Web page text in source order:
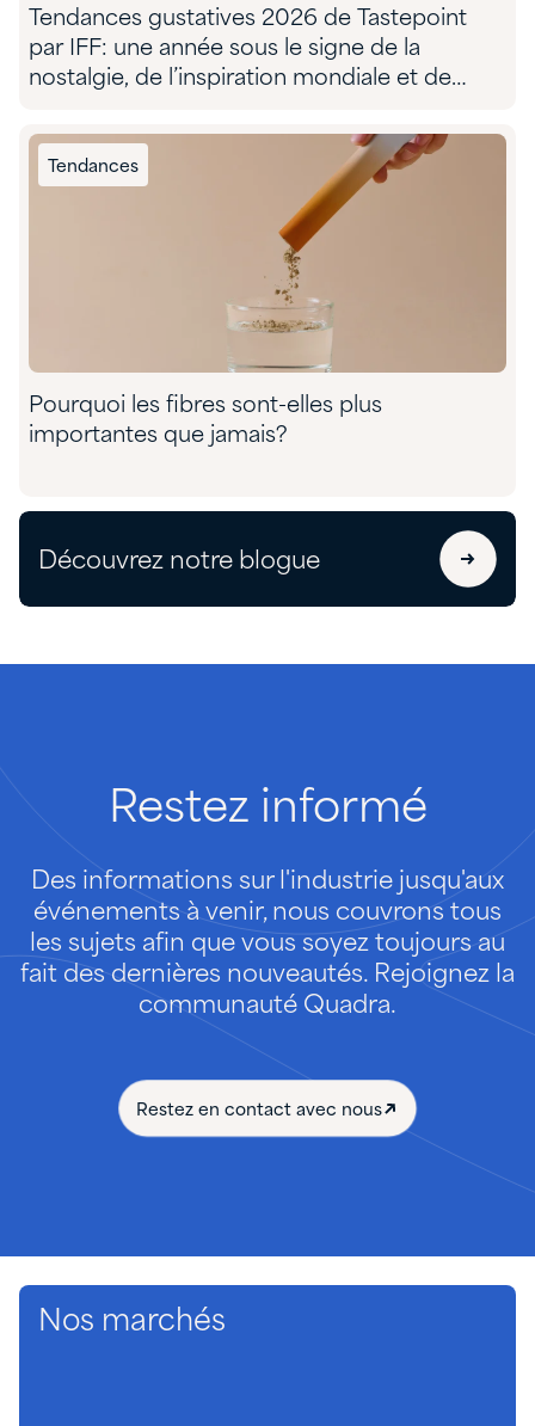
Tendances gustatives 2026 de Tastepoint
par IFF: une année sous le signe de la
nostalgie, de l’inspiration mondiale et de
Tendances
Pourquoi les fibres sont-elles plus
importantes que jamais?
Découvrez notre blogue
Restez informé
Des informations sur l'industrie jusqu'aux
événements à venir, nous couvrons tous
les sujets afin que vous soyez toujours au
fait des dernières nouveautés. Rejoignez la
communauté Quadra.
Restez en contact avec nous
Nos marchés